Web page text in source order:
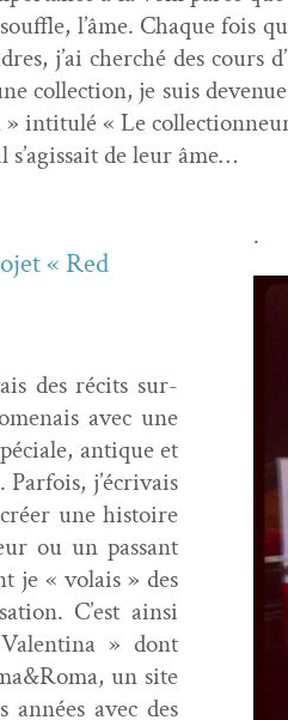
l’âme. Chaque fois
j’ai cher­ché des cours
col­lec­tion, je suis
inti­t­ulé « Le
s’agis­sait de leur âme…
« Red
des réc­its sur­
avec une
antique et
Par­fois, j’écrivais
créer une his­toire
ou un pas­sant
je « volais » des
C’est ain­si
» dont
un site
années avec des
.